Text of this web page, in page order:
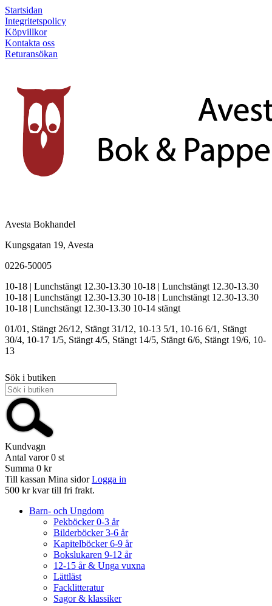
Startsidan
Integritetspolicy
Köpvillkor
Kontakta oss
Returansökan
Avesta Bokhandel
Kungsgatan 19, Avesta
0226-50005
10-18 | Lunchstängt 12.30-13.30 10-18 | Lunchstängt 12.30-13.30
10-18 | Lunchstängt 12.30-13.30 10-18 | Lunchstängt 12.30-13.30
10-18 | Lunchstängt 12.30-13.30 10-14 stängt
01/01, Stängt 26/12, Stängt 31/12, 10-13 5/1, 10-16 6/1, Stängt
30/4, 10-17 1/5, Stängt 4/5, Stängt 14/5, Stängt 6/6, Stängt 19/6, 10-
13
Sök i butiken
Kundvagn
Antal varor 0 st
Summa 0 kr
Till kassan Mina sidor Logga in
500 kr kvar till fri frakt.
Barn- och Ungdom
Pekböcker 0-3 år
Bilderböcker 3-6 år
Kapitelböcker 6-9 år
Bokslukaren 9-12 år
12-15 år & Unga vuxna
Lättläst
Facklitteratur
Sagor & klassiker